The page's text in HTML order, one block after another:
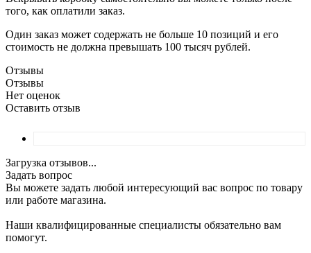
того, как оплатили заказ.
Один заказ может содержать не больше 10 позиций и его
стоимость не должна превышать 100 тысяч рублей.
Отзывы
Отзывы
Нет оценок
Оставить отзыв
Загрузка отзывов...
Задать вопрос
Вы можете задать любой интересующий вас вопрос по товару
или работе магазина.
Наши квалифицированные специалисты обязательно вам
помогут.